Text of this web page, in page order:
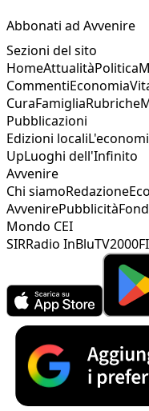
Abbonati ad Avvenire
Sezioni del sito
HomeAttualitàPolitica
CommentiEconomia
CuraFamigliaRubriche
Pubblicazioni
Edizioni locali
UpLuoghi dell'Infinito
Avvenire
Chi siamoRedazione
AvvenirePubblicità
Mondo CEI
SIRRadio InBluTV2000